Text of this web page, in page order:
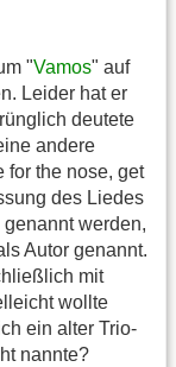
"Vamos" auf
Leider hat er
deutete
andere
for the nose, get
des Liedes
werden,
Autor genannt.
mit
wollte
ein alter Trio-
nannte?